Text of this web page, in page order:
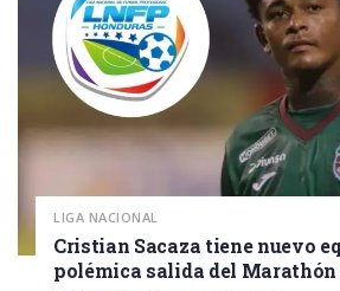
LIGA NACIONAL
Cristian Sacaza tiene nuevo
polémica salida del Marathón